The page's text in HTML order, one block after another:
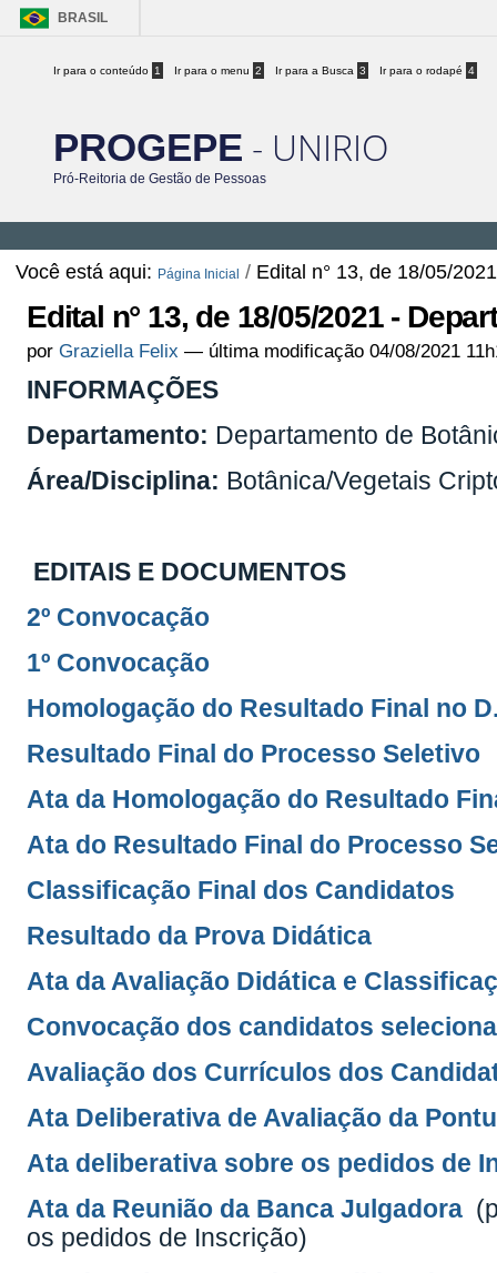
BRASIL
Ir para o conteúdo 1 Ir para o menu 2 Ir para a Busca 3 Ir para o rodapé 4
PROGEPE - UNIRIO
Pró-Reitoria de Gestão de Pessoas
Você está aqui: Página Inicial / Edital n° 13, de 18/05/
Edital n° 13, de 18/05/2021 -
porGraziella Felix — última modificação 04/08/2021
INFORMAÇÕES
Departamento: Departamento de
Área/Disciplina: Botânica/Vegetais
EDITAIS E DOCUMENTOS
2º Convocação
1º Convocação
Homologação do Resultado Final no
Resultado Final do Processo Seletivo
Ata da Homologação do Resultado
Ata do Resultado Final do Processo
Classificação Final dos Candidatos
Resultado da Prova Didática
Ata da Avaliação Didática e
Convocação dos candidatos
Avaliação dos Currículos dos
Ata Deliberativa de Avaliação da
Ata deliberativa sobre os pedidos de
Ata da Reunião da Banca Julgadora
os pedidos de Inscrição)